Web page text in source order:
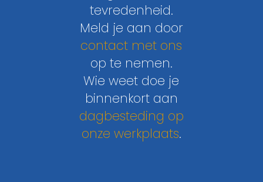
tevredenheid.
Meld je aan door
contact met ons
op te nemen.
Wie weet doe je
binnenkort aan
dagbesteding op
onze werkplaats.